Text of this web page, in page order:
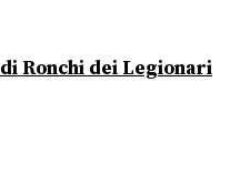
Ronchi dei Legionari